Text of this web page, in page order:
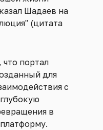
Шадаев на
(цитата
, что портал
для
с
в